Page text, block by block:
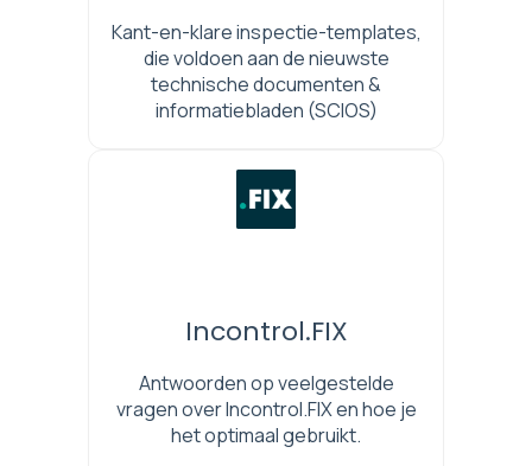
Kant-en-klare inspectie-templates,
die voldoen aan de nieuwste
technische documenten &
informatiebladen (SCIOS)
Incontrol.FIX
Antwoorden op veelgestelde
vragen over Incontrol.FIX en hoe je
het optimaal gebruikt.